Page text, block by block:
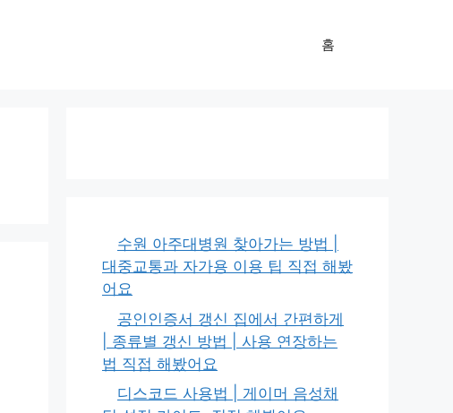
홈
수원 아주대병원 찾아가는 방법 |
대중교통과 자가용 이용 팁 직접 해봤
어요
공인인증서 갱신 집에서 간편하게
| 종류별 갱신 방법 | 사용 연장하는
법 직접 해봤어요
디스코드 사용법 | 게이머 음성채